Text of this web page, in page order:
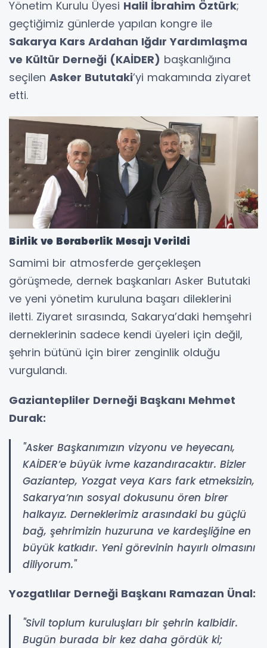
Yönetim Kurulu Üyesi Halil İbrahim Öztürk;
geçtiğimiz günlerde yapılan kongre ile
Sakarya Kars Ardahan Iğdır Yardımlaşma
ve Kültür Derneği (KAİDER) başkanlığına
seçilen Asker Bututaki’yi makamında ziyaret
etti.
Birlik ve Beraberlik Mesajı Verildi
Samimi bir atmosferde gerçekleşen
görüşmede, dernek başkanları Asker Bututaki
ve yeni yönetim kuruluna başarı dileklerini
iletti. Ziyaret sırasında, Sakarya’daki hemşehri
derneklerinin sadece kendi üyeleri için değil,
şehrin bütünü için birer zenginlik olduğu
vurgulandı.
Gaziantepliler Derneği Başkanı Mehmet
Durak:
"Asker Başkanımızın vizyonu ve heyecanı,
KAİDER’e büyük ivme kazandıracaktır. Bizler
Gaziantep, Yozgat veya Kars fark etmeksizin,
Sakarya’nın sosyal dokusunu ören birer
halkayız. Derneklerimiz arasındaki bu güçlü
bağ, şehrimizin huzuruna ve kardeşliğine en
büyük katkıdır. Yeni görevinin hayırlı olmasını
diliyorum."
Yozgatlılar Derneği Başkanı Ramazan Ünal:
"Sivil toplum kuruluşları bir şehrin kalbidir.
Bugün burada bir kez daha gördük ki;